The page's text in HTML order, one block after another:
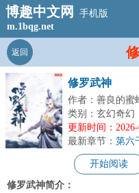
博趣中文网
手机版
m.1bqg.net
返回
修罗武神
作者：善良的蜜
类别：玄幻奇幻
更新时间：
最新章节： 第六
开始阅读
修罗武神简介：